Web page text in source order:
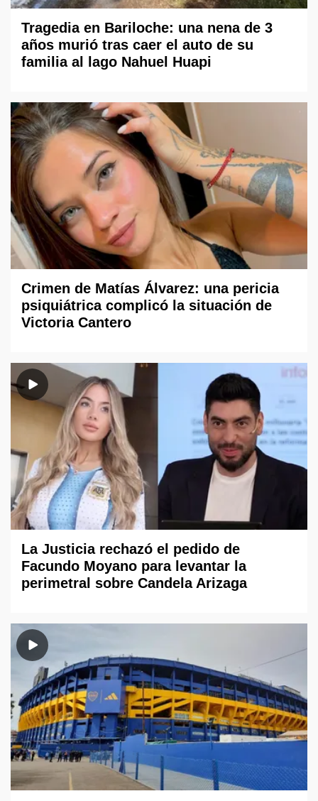
Tragedia en Bariloche: una nena de 3
años murió tras caer el auto de su
familia al lago Nahuel Huapi
Crimen de Matías Álvarez: una pericia
psiquiátrica complicó la situación de
Victoria Cantero
La Justicia rechazó el pedido de
Facundo Moyano para levantar la
perimetral sobre Candela Arizaga